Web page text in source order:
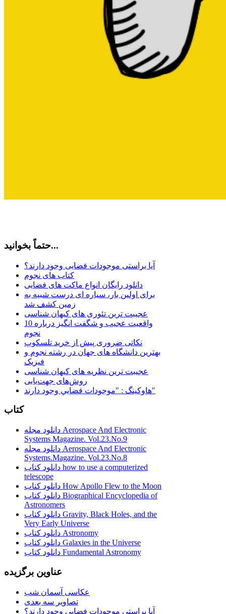
حتماً بخوانید...
آیا براستی موجودات فضایی وجود دارند؟
کتاب های نجوم
دانلود رایگان انواع ماکت های فضایی
برای اولین بار، سیاره ای درست شبیه به
زمین کشف شد
عجیبت ترین تئوری های کیهان شناسی
10 واقعیت عجیب و شگفت انگیز درباره
نجوم
نکاتی ضروری پیش از خرید تلسکوپ
بهترین دانشگاه های جهان در رشته نجوم و
فیزیک
عجیبت ترین نظریه های کیهان شناسی
روش‌های جهت‌یابی
هاوكينگ : "موجودات فضايي وجود دارند"
کتاب
دانلود مجله Aerospace And Electronic
Systems Magazine. Vol.23.No.9
دانلود مجله Aerospace And Electronic
Systems.Magazine. Vol.23.No.8
دانلود کتاب how to use a computerized
telescope
دانلود کتاب How Apollo Flew to the Moon
دانلود کتاب Biographical Encyclopedia of
Astronomers
دانلود کتاب Gravity, Black Holes, and the
Very Early Universe
دانلود کتاب Astronomy
دانلود کتاب Galaxies in the Universe
دانلود کتاب Fundamental Astronomy
عناوین برگزیده
عکاسی آسمان شب
تصاویر سه بعدی
آیا براستی موجودات فضایی وجود دارند؟